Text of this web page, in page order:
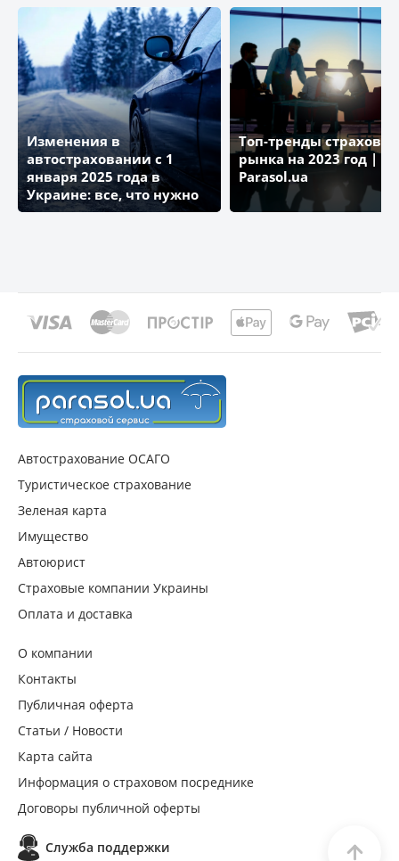
Изменения в
автостраховании с 1
января 2025 года в
Украине: все, что нужно
знать
Топ-тренды
рынка на 2023 год |
Parasol.ua
Автострахование ОСАГО
Туристическое страхование
Зеленая карта
Имущество
Автоюрист
Страховые компании Украины
Оплата и доставка
О компании
Контакты
Публичная оферта
Статьи / Новости
Карта сайта
Информация о страховом посреднике
Договоры публичной оферты
Служба поддержки